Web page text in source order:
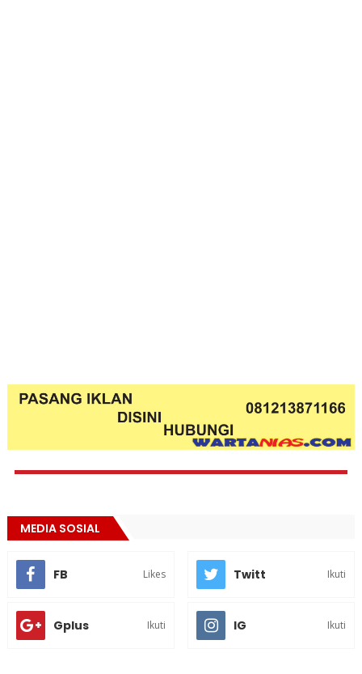
MEDIA SOSIAL
FB Likes Twitt Ikuti
Gplus Ikuti IG Ikuti